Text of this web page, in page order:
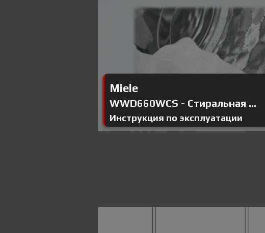
Miele
WWD660WCS - Стиральная ...
Инструкция по эксплуатации